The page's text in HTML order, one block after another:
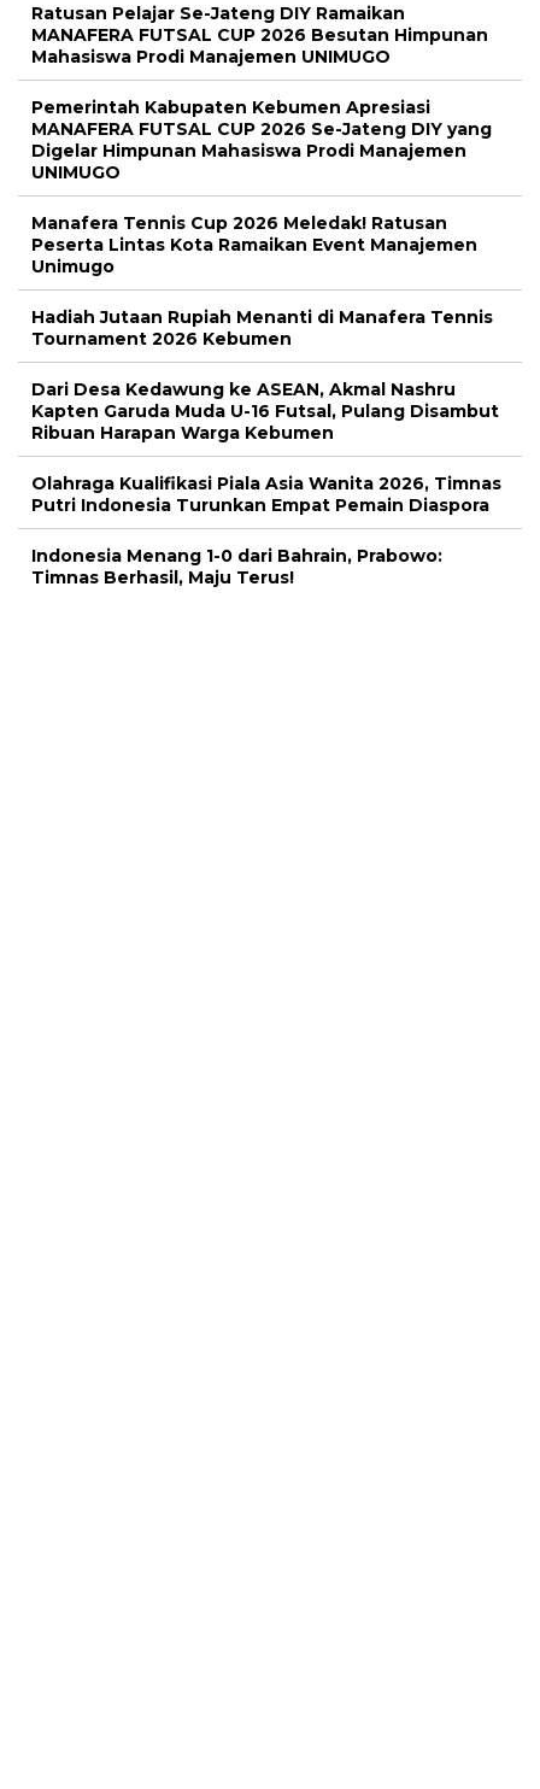
Ratusan Pelajar Se-Jateng DIY Ramaikan
MANAFERA FUTSAL CUP 2026 Besutan Himpunan
Mahasiswa Prodi Manajemen UNIMUGO
Pemerintah Kabupaten Kebumen Apresiasi
MANAFERA FUTSAL CUP 2026 Se-Jateng DIY yang
Digelar Himpunan Mahasiswa Prodi Manajemen
UNIMUGO
Manafera Tennis Cup 2026 Meledak! Ratusan
Peserta Lintas Kota Ramaikan Event Manajemen
Unimugo
Hadiah Jutaan Rupiah Menanti di Manafera Tennis
Tournament 2026 Kebumen
Dari Desa Kedawung ke ASEAN, Akmal Nashru
Kapten Garuda Muda U-16 Futsal, Pulang Disambut
Ribuan Harapan Warga Kebumen
Olahraga Kualifikasi Piala Asia Wanita 2026, Timnas
Putri Indonesia Turunkan Empat Pemain Diaspora
Indonesia Menang 1-0 dari Bahrain, Prabowo:
Timnas Berhasil, Maju Terus!